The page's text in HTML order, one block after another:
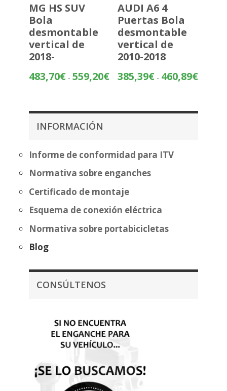
MG HS SUV
Bola
desmontable
vertical de
2018-
483,70€ - 559,20€Rango
AUDI A6 4
Puertas Bola
desmontable
vertical de
2010-2018
385,39€ - 460,89€Rango
INFORMACIÓN
Informe de conformidad para ITV
Normativa sobre enganches
Certificado de montaje
Esquema de conexión eléctrica
Normativa sobre portabicicletas
Blog
CONSÚLTENOS